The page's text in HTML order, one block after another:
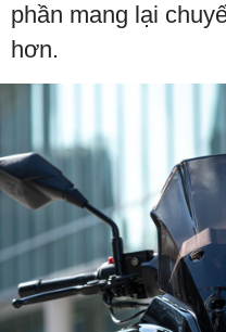
phần mang lại
hơn.